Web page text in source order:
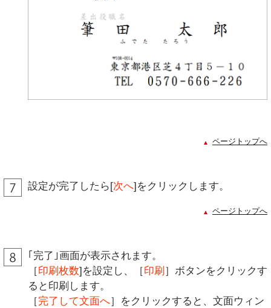
ページトップへ
設定が完了したら[次へ]をクリックします。
ページトップへ
｢完了｣画面が表示されます。
［印刷枚数]を設定し、［印刷 ］ボタンをクリックす
ると印刷します。
［完了して文面へ］をクリックすると、文面ウィン